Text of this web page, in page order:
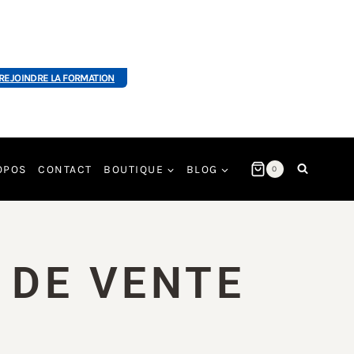
REJOINDRE LA FORMATION
CONTACT BOUTIQUE BLOG 0
VENTE